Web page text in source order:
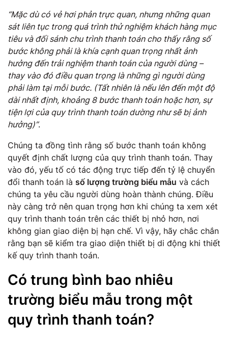
“Mặc dù có vẻ hơi phản trực quan, nhưng những quan
sát liên tục trong quá trình thử nghiệm khách hàng mục
tiêu và đối sánh chu trình thanh toán cho thấy rằng số
bước không phải là khía cạnh quan trọng nhất ảnh
hưởng đến trải nghiệm thanh toán của người dùng –
thay vào đó điều quan trọng là những gì người dùng
phải làm tại mỗi bước. (Tất nhiên là nếu lên đến một độ
dài nhất định, khoảng 8 bước thanh toán hoặc hơn, sự
tiện lợi của quy trình thanh toán dường như sẽ bị ảnh
hưởng)”.
Chúng ta đồng tình rằng số bước thanh toán không
quyết định chất lượng của quy trình thanh toán. Thay
vào đó, yếu tố có tác động trực tiếp đến tỷ lệ chuyển
đổi thanh toán là số lượng trường biểu mẫu và cách
chúng ta yêu cầu người dùng hoàn thành chúng. Điều
này càng trở nên quan trọng hơn khi chúng ta xem xét
quy trình thanh toán trên các thiết bị nhỏ hơn, nơi
không gian giao diện bị hạn chế. Vì vậy, hãy chắc chắn
rằng bạn sẽ kiểm tra giao diện thiết bị di động khi thiết
kế quy trình thanh toán.
Có trung bình bao nhiêu
trường biểu mẫu trong một
quy trình thanh toán?